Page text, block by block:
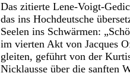
Das zitierte Lene-Voigt-
das ins Hochdeutsche
Seelen ins Schwärmen:
im vierten Akt von Jacques
gleiten, geführt von der
Nicklausse über die sanften